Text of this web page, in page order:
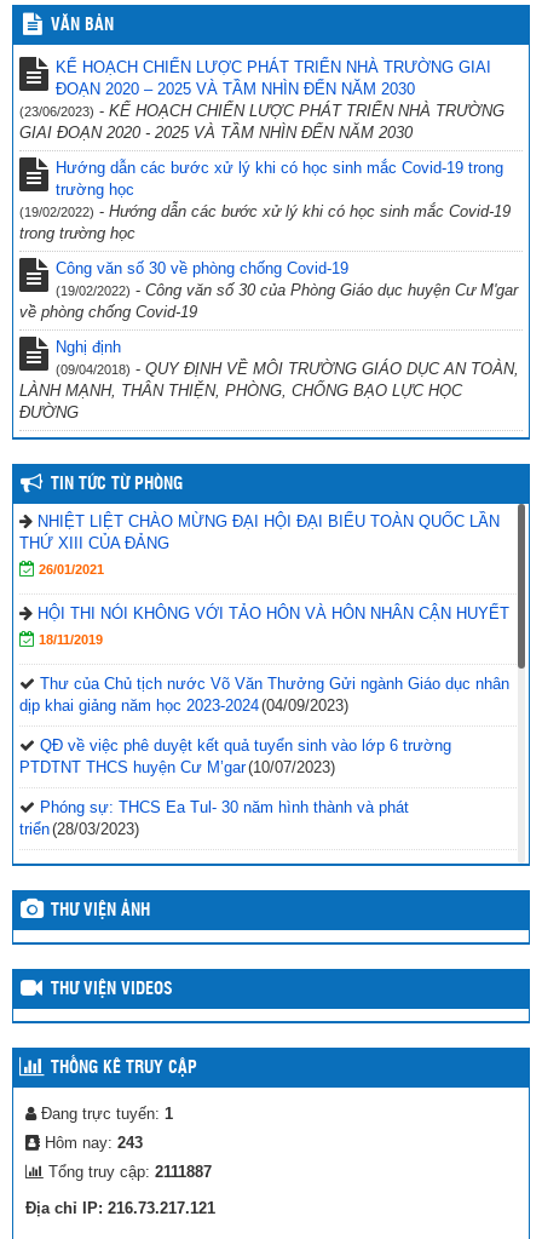
(23/07/2026)
CHƯƠNG TRÌNH SINH HOẠT CHUYÊN ĐỀ EM YÊU KHOA
HỌC TỰ NHIÊN
(23/07/2026)
TRƯỜNG HOÀNG VĂN THỤ.
(23/07/2026)
VĂN BẢN
KẾ HOẠCH CHIẾN LƯỢC PHÁT TRIỂN NHÀ TRƯỜNG GIAI
ĐOẠN 2020 – 2025 VÀ TẦM NHÌN ĐẾN NĂM 2030
(23/06/2023) - KẾ HOẠCH CHIẾN LƯỢC PHÁT TRIỂN NHÀ TRƯỜNG
GIAI ĐOẠN 2020 - 2025 VÀ TẦM NHÌN ĐẾN NĂM 2030
Hướng dẫn các bước xử lý khi có học sinh mắc Covid-19 trong
trường học
(19/02/2022) - Hướng dẫn các bước xử lý khi có học sinh mắc Covid-19
trong trường học
Công văn số 30 về phòng chống Covid-19
(19/02/2022) - Công văn số 30 của Phòng Giáo dục huyện Cư M'gar
về phòng chống Covid-19
Nghị định
(09/04/2018) - QUY ĐỊNH VỀ MÔI TRƯỜNG GIÁO DỤC AN TOÀN,
LÀNH MẠNH, THÂN THIỆN, PHÒNG, CHỐNG BẠO LỰC HỌC
ĐƯỜNG
TIN TỨC TỪ PHÒNG
NHIỆT LIỆT CHÀO MỪNG ĐẠI HỘI ĐẠI BIỂU TOÀN QUỐC LẦN
THỨ XIII CỦA ĐẢNG
26/01/2021
HỘI THI NÓI KHÔNG VỚI TẢO HÔN VÀ HÔN NHÂN CẬN HUYẾT
18/11/2019
Thư của Chủ tịch nước Võ Văn Thưởng Gửi ngành Giáo dục nhân
dịp khai giảng năm học 2023-2024(04/09/2023)
QĐ về việc phê duyệt kết quả tuyển sinh vào lớp 6 trường
PTDTNT THCS huyện Cư M’gar(10/07/2023)
Phóng sự: THCS Ea Tul- 30 năm hình thành và phát
triển(28/03/2023)
Cập nhật kết quả Giải thể thao học đường năm học 2022-
2023(24/03/2023)
Cập nhật kết quả thi đấu ngày 11/3/2023 – Giải thể thao học
Kết quả thi đấu ngày 10/3/2023, Giải Thể thao học đường năm học
2022-2023(10/03/2023)
Quyết định về việc thành lập Ban Tổ chức Cuộc thi Sáng tạo dành
cho thanh thiếu niên, nhi đồng huyện Cư M’gar năm 2023
Cập nhật kết quả Giải thể thao học đường huyện Cư M’gar năm
học 2022-2023(09/03/2023)
Lịch thi đấu giải Thể thao học đường Huyện Cư M’gar
Hội thi giáo viên chủ nhiệm lớp giỏi cấp tiểu học huyện Cư M’gar
THƯ VIỆN ẢNH
THƯ VIỆN VIDEOS
THỐNG KÊ TRUY CẬP
Đang trực tuyến: 1
Hôm nay: 243
Tổng truy cập: 2111887
Địa chỉ IP: 216.73.217.121